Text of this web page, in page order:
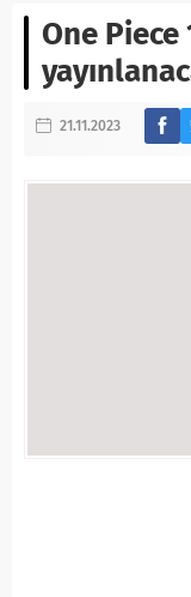
One
21.11.2023